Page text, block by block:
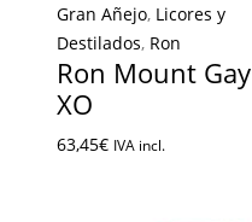
Gran Añejo, Licores y
Destilados, Ron
Ron Mount Gay
XO
63,45€ IVA incl.